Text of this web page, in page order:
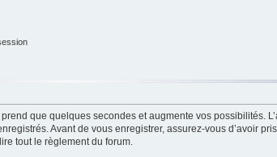
que quelques secondes et augmente vos possibilités.
Avant de vous enregistrer, assurez-vous d’avoir
tout le règlement du forum.